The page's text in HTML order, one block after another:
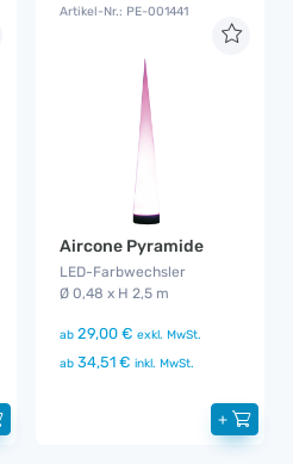
Artikel-Nr.: PE-001441
Aircone Pyramide
LED-Farbwechsler
Ø 0,48 x H 2,5 m
ab 29,00 € exkl. MwSt.
ab 34,51 € inkl. MwSt.
+